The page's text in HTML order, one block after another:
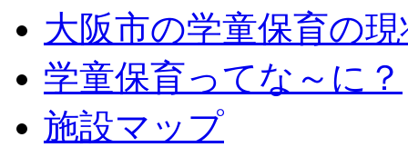
大阪市の学童保育の
学童保育ってな～に？
施設マップ